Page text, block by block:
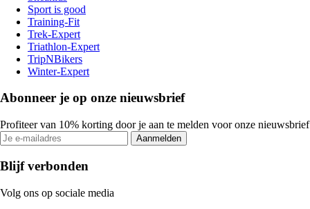
Sport is good
Training-Fit
Trek-Expert
Triathlon-Expert
TripNBikers
Winter-Expert
Abonneer je op onze nieuwsbrief
Profiteer van 10% korting door je aan te melden voor onze nieuwsbrief
Aanmelden
Blijf verbonden
Volg ons op sociale media